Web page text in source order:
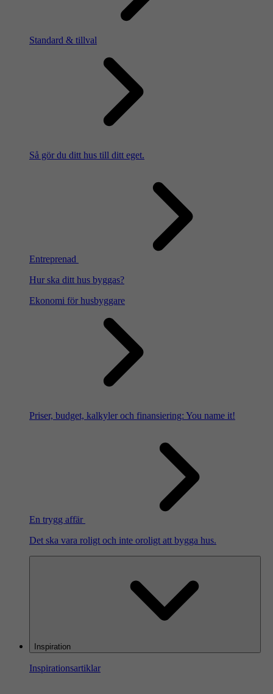
Standard & tillval
Så gör du ditt hus till ditt eget.
Entreprenad
Hur ska ditt hus byggas?
Ekonomi för husbyggare
Priser, budget, kalkyler och finansiering: You name it!
En trygg affär
Det ska vara roligt och inte oroligt att bygga hus.
Inspiration
Inspirationsartiklar